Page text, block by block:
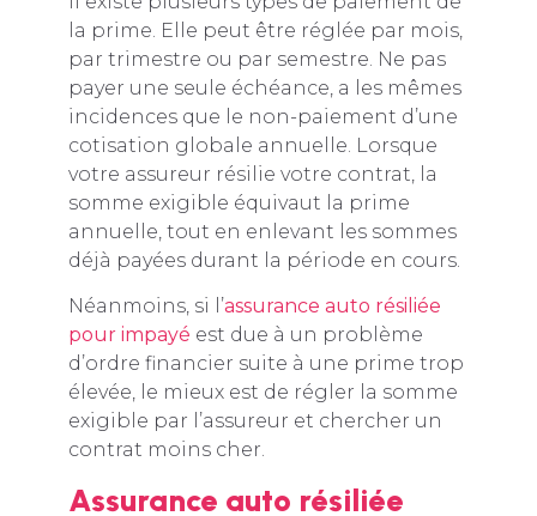
la prime. Elle peut être réglée par mois,
par trimestre ou par semestre. Ne pas
payer une seule échéance, a les mêmes
incidences que le non-paiement d’une
cotisation globale annuelle. Lorsque
votre assureur résilie votre contrat, la
somme exigible équivaut la prime
annuelle, tout en enlevant les sommes
déjà payées durant la période en cours.
Néanmoins, si l’assurance auto résiliée
pour impayé est due à un problème
d’ordre financier suite à une prime trop
élevée, le mieux est de régler la somme
exigible par l’assureur et chercher un
contrat moins cher.
Assurance auto résiliée